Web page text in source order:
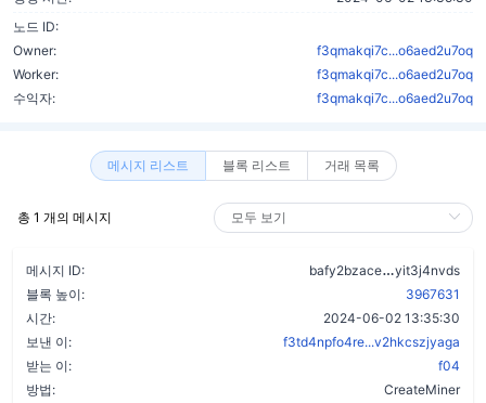
노드 ID:
Owner:
f3qmakqi7c...o6aed2u7oq
Worker:
f3qmakqi7c...o6aed2u7oq
수익자:
f3qmakqi7c...o6aed2u7oq
메시지 리스트 블록 리스트 거래 목록
총 1 개의 메시지
메시지 ID: bafy2bzace
yit3j4nvds
블록 높이:
3967631
시간:
2024-06-02 13:35:30
보낸 이:
f3td4npfo4re...v2hkcszjyaga
받는 이:
f04
방법:
CreateMiner